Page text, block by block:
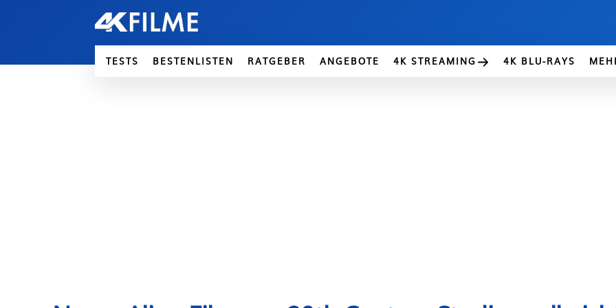
TESTS BESTENLISTEN RATGEBER ANGEBOTE 4K STREAMING 4K BLU-RAYS